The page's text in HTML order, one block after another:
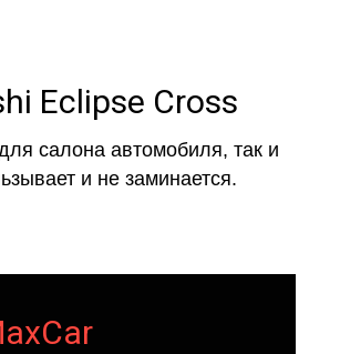
Eclipse Cross
салона автомобиля, так и
и не заминается.